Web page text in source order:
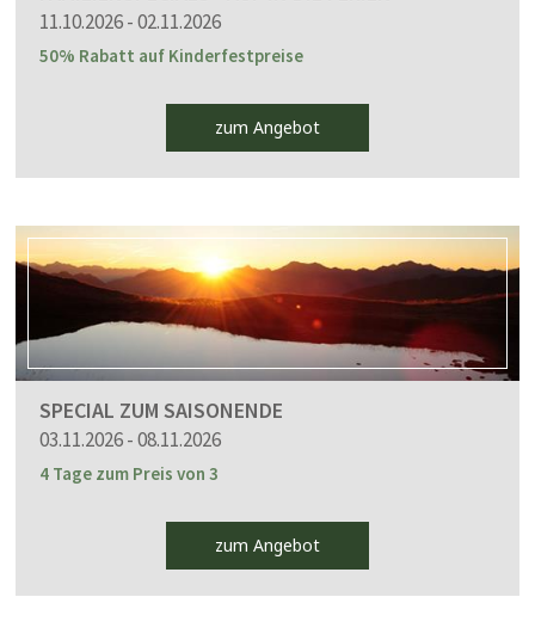
11.10.2026 - 02.11.2026
50% Rabatt auf Kinderfestpreise
zum Angebot
SPECIAL ZUM SAISONENDE
03.11.2026 - 08.11.2026
4 Tage zum Preis von 3
zum Angebot